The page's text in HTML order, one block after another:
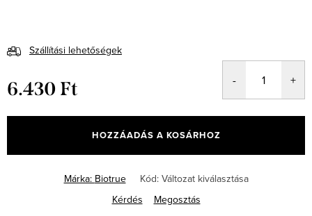
Szállítási lehetőségek
6.430 Ft
HOZZÁADÁS A KOSÁRHOZ
Márka: Biotrue Kód: Változat kiválasztása
Kérdés
Megosztás